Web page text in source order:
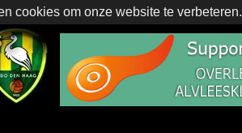
cookies om onze website te verbeteren.